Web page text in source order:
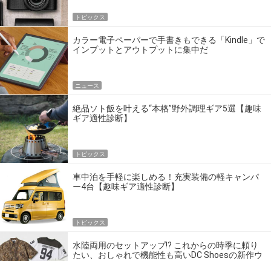
トピックス
カラー電子ペーパーで手書きもできる「Kindle」で
インプットとアウトプットに集中だ
ニュース
絶品ソト飯を叶える“本格”野外調理ギア5選【趣味
ギア適性診断】
トピックス
車中泊を手軽に楽しめる！充実装備の軽キャンパ
ー4台【趣味ギア適性診断】
トピックス
水陸両用のセットアップ!? これからの時季に頼り
たい、おしゃれで機能性も高いDC Shoesの新作ウ